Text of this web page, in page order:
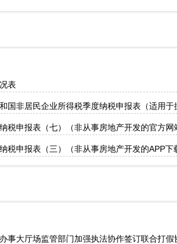
表
国非居民企业所得税季度纳税申报表（适用于
税申报表（七）（非从事房地产开发的官方
税申报表（三）（非从事房地产开发的APP下
事大厅场监管部门加强执法协作签订联合打假